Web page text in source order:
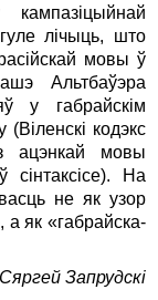
лiчыць, што
мовы ў
Альтбаўэра
у габрайскiм
(Вiленскi кодэкс
ацэнкай мовы
сiнтаксiсе). На
не як узор
як «габрайска-
Сяргей Запрудскi